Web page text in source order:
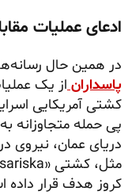
ادعای عملیات
در همین حال
پاسداراناز یک
کشتی آمریکایی
پی حمله متجاوزانه
دریای عمان، نیروی
کروز هدف قرار